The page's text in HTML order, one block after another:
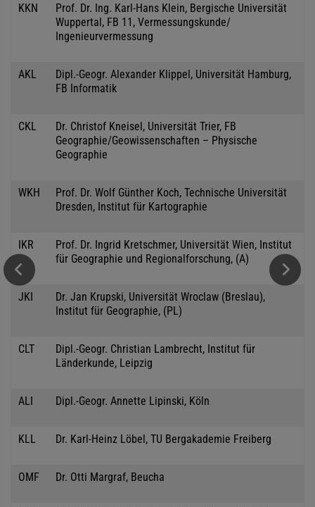
KKN
Prof. Dr. Ing. Karl-Hans Klein, Bergische Universität
Wuppertal, FB 11, Vermessungskunde/
Ingenieurvermessung
AKL
Dipl.-Geogr. Alexander Klippel, Universität Hamburg,
FB Informatik
CKL
Dr. Christof Kneisel, Universität Trier, FB
Geographie/Geowissenschaften – Physische
Geographie
WKH
Prof. Dr. Wolf Günther Koch, Technische Universität
Dresden, Institut für Kartographie
IKR
Prof. Dr. Ingrid Kretschmer, Universität Wien, Institut
für Geographie und Regionalforschung, (A)
JKI
Dr. Jan Krupski, Universität Wroclaw (Breslau),
Institut für Geographie, (PL)
CLT
Dipl.-Geogr. Christian Lambrecht, Institut für
Länderkunde, Leipzig
ALI Dipl.-Geogr. Annette Lipinski, Köln
KLL Dr. Karl-Heinz Löbel, TU Bergakademie Freiberg
OMF Dr. Otti Margraf, Beucha